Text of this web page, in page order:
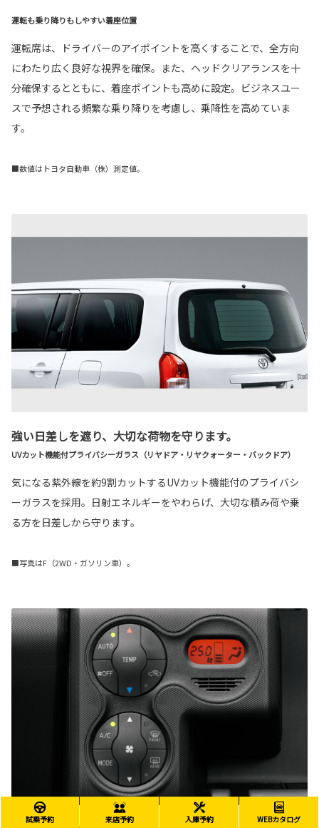
運転も乗り降りもしやすい着座位置
運転席は、ドライバーのアイポイントを高くすることで、全方向
にわたり広く良好な視界を確保。また、ヘッドクリアランスを十
分確保するとともに、着座ポイントも高めに設定。ビジネスユー
スで予想される頻繁な乗り降りを考慮し、乗降性を高めていま
す。
■数値はトヨタ自動車（株）測定値。
強い日差しを遮り、大切な荷物を守ります。
UVカット機能付プライバシーガラス（リヤドア・リヤクォーター・バックドア）
気になる紫外線を約9割カットするUVカット機能付のプライバシ
ーガラスを採用。日射エネルギーをやわらげ、大切な積み荷や乗
る方を日差しから守ります。
■写真はF（2WD・ガソリン車）。
試乗予約 来店予約 入庫予約 WEBカタログ